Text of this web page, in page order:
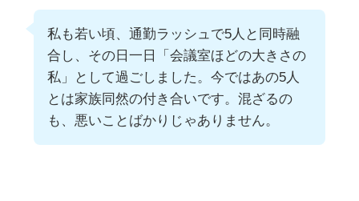
私も若い頃、通勤ラッシュで5人と同時融
合し、その日一日「会議室ほどの大きさの
私」として過ごしました。今ではあの5人
とは家族同然の付き合いです。混ざるの
も、悪いことばかりじゃありません。